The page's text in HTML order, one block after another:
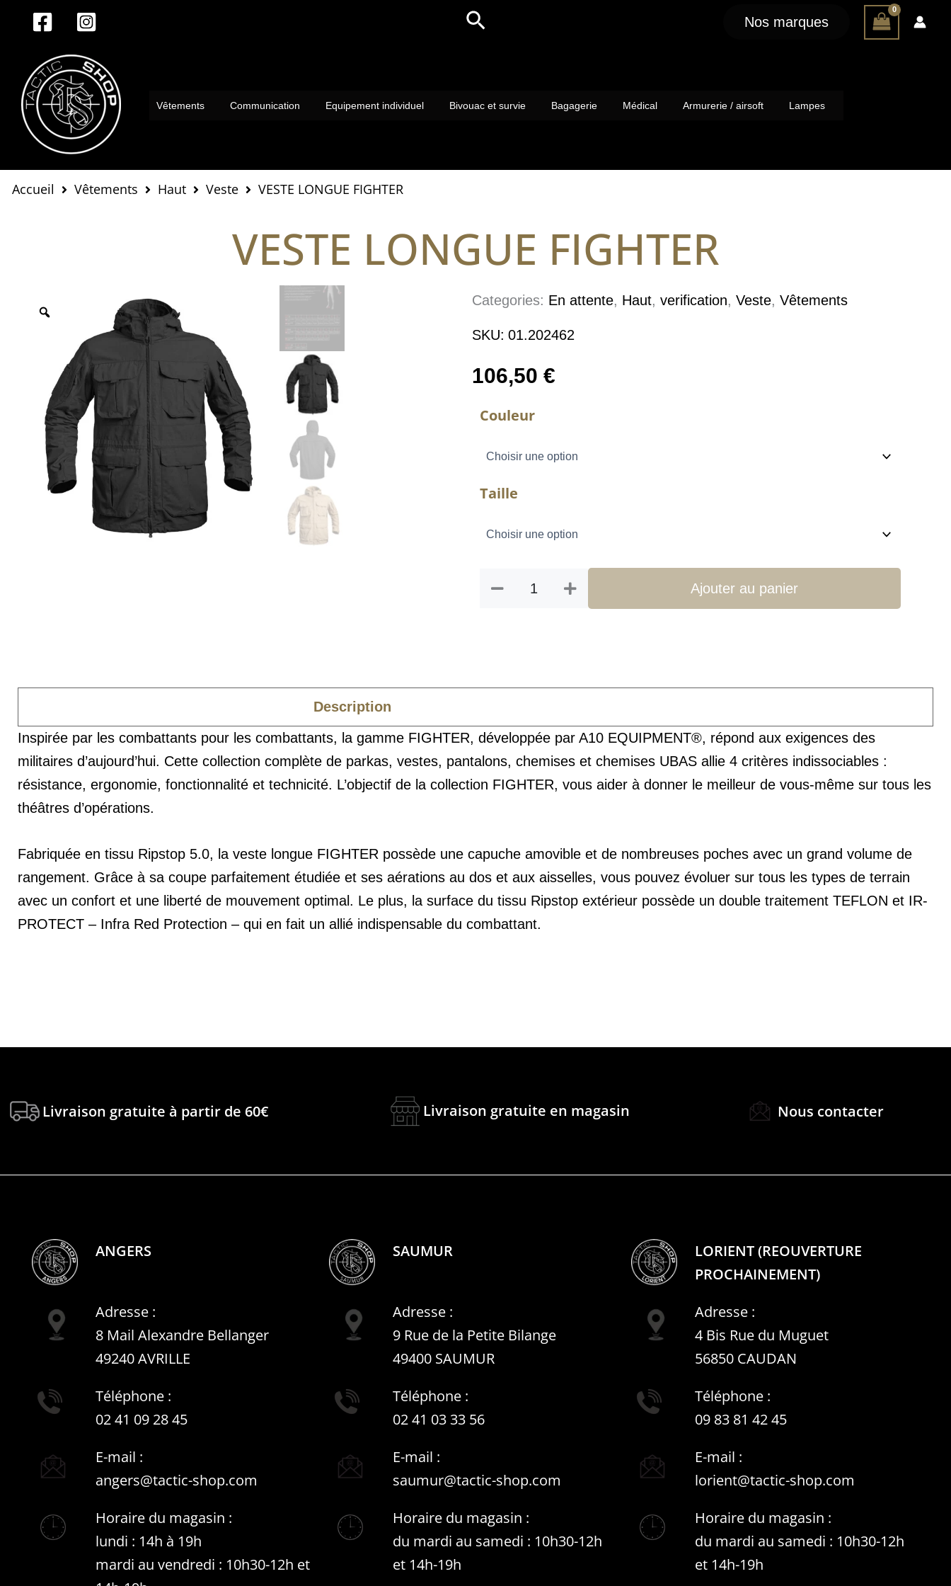
contenu
Rechercher Nos marques
Vêtements Communication Equipement individuel Bivouac et survie Bagagerie Médical Armurerie / airsoft Lampes
Accueil Vêtements Haut Veste VESTE LONGUE FIGHTER
VESTE LONGUE FIGHTER
Couleur
Taille
de
FIGHTER
Ajouter au panier
Categories: En attente, Haut,verification,Veste,Vêtements
SKU: 01.202462
106,50€
Description
Inspirée par les combattants pour les combattants, la gamme FIGHTER, développée par A10 EQUIPMENT®, répond aux exigences des
militaires d’aujourd’hui. Cette collection complète de parkas, vestes, pantalons, chemises et chemises UBAS allie 4 critères indissociables :
résistance, ergonomie, fonctionnalité et technicité. L’objectif de la collection FIGHTER, vous aider à donner le meilleur de vous-même sur tous les
théâtres d’opérations.
Fabriquée en tissu Ripstop 5.0, la veste longue FIGHTER possède une capuche amovible et de nombreuses poches avec un grand volume de
rangement. Grâce à sa coupe parfaitement étudiée et ses aérations au dos et aux aisselles, vous pouvez évoluer sur tous les types de terrain
avec un confort et une liberté de mouvement optimal. Le plus, la surface du tissu Ripstop extérieur possède un double traitement TEFLON et IR-
PROTECT – Infra Red Protection – qui en fait un allié indispensable du combattant.
Livraison gratuite à partir de 60€ Livraison gratuite en magasin Nous contacter
ANGERS SAUMUR
LORIENT (REOUVERTURE
PROCHAINEMENT)
Adresse :
8 Mail Alexandre Bellanger
49240 AVRILLE
Adresse :
9 Rue de la Petite Bilange
49400 SAUMUR
Adresse :
4 Bis Rue du Muguet
56850 CAUDAN
Téléphone :
02 41 09 28 45
Téléphone :
02 41 03 33 56
Téléphone :
09 83 81 42 45
E-mail :
angers@tactic-shop.com
E-mail :
saumur@tactic-shop.com
E-mail :
lorient@tactic-shop.com
Horaire du magasin :
lundi : 14h à 19h
mardi au vendredi : 10h30-12h et
Horaire du magasin :
du mardi au samedi : 10h30-12h
et 14h-19h
Horaire du magasin :
du mardi au samedi : 10h30-12h
et 14h-19h